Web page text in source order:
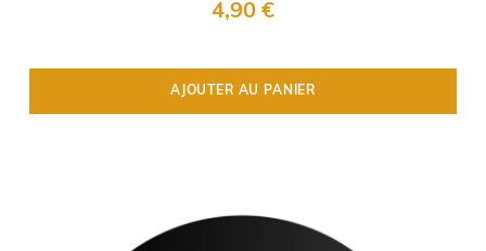
4,90 €
AJOUTER AU PANIER